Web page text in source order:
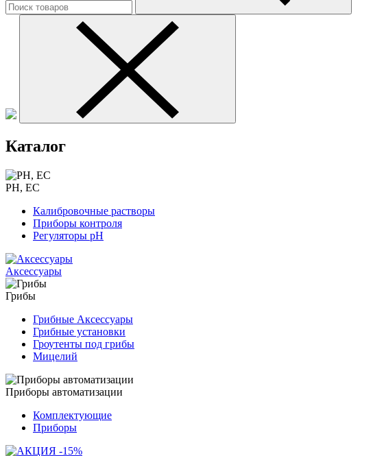
Каталог
PH, EC
Калибровочные растворы
Приборы контроля
Регуляторы pH
Аксессуары
Грибы
Грибные Аксессуары
Грибные установки
Гроутенты под грибы
Мицелий
Приборы автоматизации
Комплектующие
Приборы